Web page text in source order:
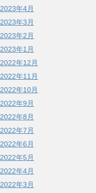
2023年4月
2023年3月
2023年2月
2023年1月
2022年12月
2022年11月
2022年10月
2022年9月
2022年8月
2022年7月
2022年6月
2022年5月
2022年4月
2022年3月